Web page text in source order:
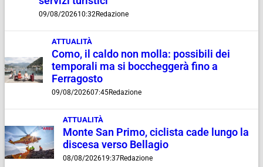
09/08/202610:32Redazione
ATTUALITÀ
Como, il caldo non molla: possibili dei
temporali ma si boccheggerà fino a
Ferragosto
09/08/202607:45Redazione
ATTUALITÀ
Monte San Primo, ciclista cade lungo la
discesa verso Bellagio
08/08/202619:37Redazione